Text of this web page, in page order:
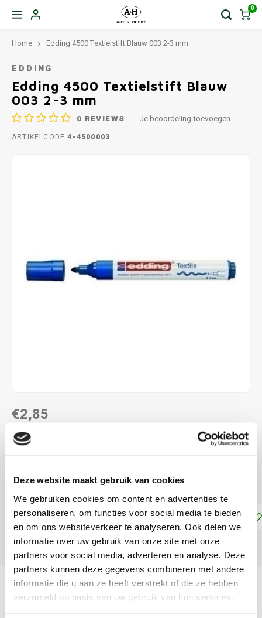
Deze website maakt gebruik van cookies
We gebruiken cookies om content en advertenties te
personaliseren, om functies voor social media te bieden
en om ons websiteverkeer te analyseren. Ook delen we
informatie over uw gebruik van onze site met onze
partners voor social media, adverteren en analyse. Deze
partners kunnen deze gegevens combineren met andere
informatie die u aan ze heeft verstrekt of die ze hebben
verzameld op basis van uw gebruik van hun services.
0
Home Edding 4500 Textielstift Blauw 003 2-3 mm
EDDING
Edding 4500 Textielstift Blauw
003 2-3 mm
0 REVIEWS Je beoordeling toevoegen
ARTIKELCODE 4-4500003
€2,85
DIRECT LEVERBAAR
meer
Toevoegen aan winkelwagen
Productomschrijving